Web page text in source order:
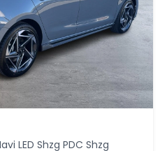
LED Shzg PDC Shzg